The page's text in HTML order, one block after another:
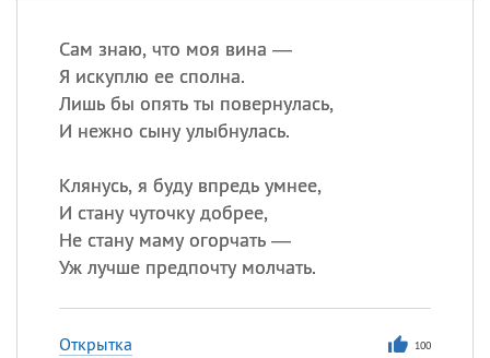
Сам знаю, что моя вина —
Я искуплю ее сполна.
Лишь бы опять ты повернулась,
И нежно сыну улыбнулась.
Клянусь, я буду впредь умнее,
И стану чуточку добрее,
Не стану маму огорчать —
Уж лучше предпочту молчать.
Открытка 100